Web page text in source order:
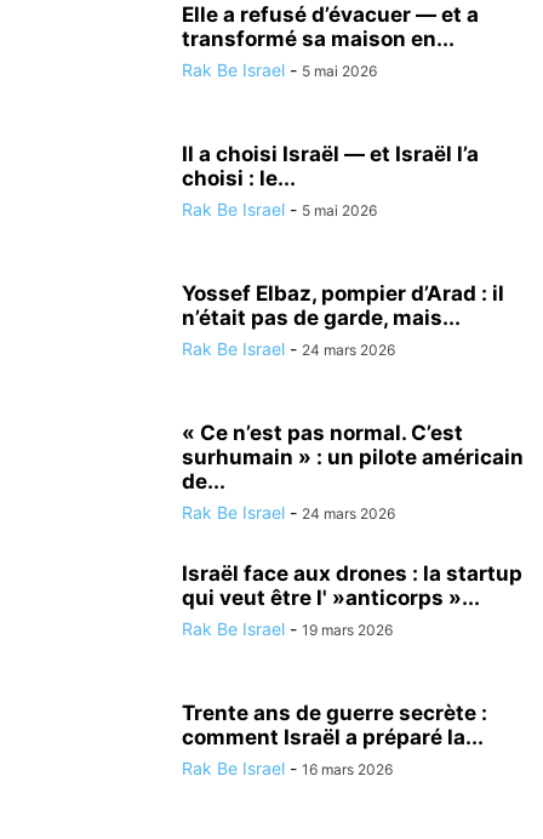
GASTRONOMIE HUMANITAIRE HUMOUR
INFORMATIONS ÉTRANGÈRES INTELLIGENCE ARTIFICIELLE
JUDAISME/ RELIGION
PSYCHOLOGIE RÉALISATIONS MÉDICALES
SCIENCE ET TECHNOLOGIE SECOURISME
VALEURS DE L'ETAT JUIF VÉHICULE
Elle a refusé d’évacuer — et a
transformé sa maison en...
Rak Be Israel - 5 mai 2026
Il a choisi Israël — et Israël l’a
choisi : le...
Rak Be Israel - 5 mai 2026
Yossef Elbaz, pompier d’Arad : il
n’était pas de garde, mais...
Rak Be Israel - 24 mars 2026
« Ce n’est pas normal. C’est
surhumain » : un pilote américain
de...
Rak Be Israel - 24 mars 2026
Israël face aux drones : la startup
qui veut être l' »anticorps »...
Rak Be Israel - 19 mars 2026
Trente ans de guerre secrète :
comment Israël a préparé la...
Rak Be Israel - 16 mars 2026